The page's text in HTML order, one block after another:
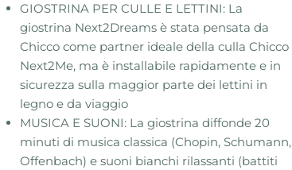
GIOSTRINA PER CULLE E LETTINI: La
giostrina Next2Dreams è stata pensata da
Chicco come partner ideale della culla Chicco
Next2Me, ma è installabile rapidamente e in
sicurezza sulla maggior parte dei lettini in
legno e da viaggio
MUSICA E SUONI: La giostrina diffonde 20
minuti di musica classica (Chopin, Schumann,
Offenbach) e suoni bianchi rilassanti (battiti